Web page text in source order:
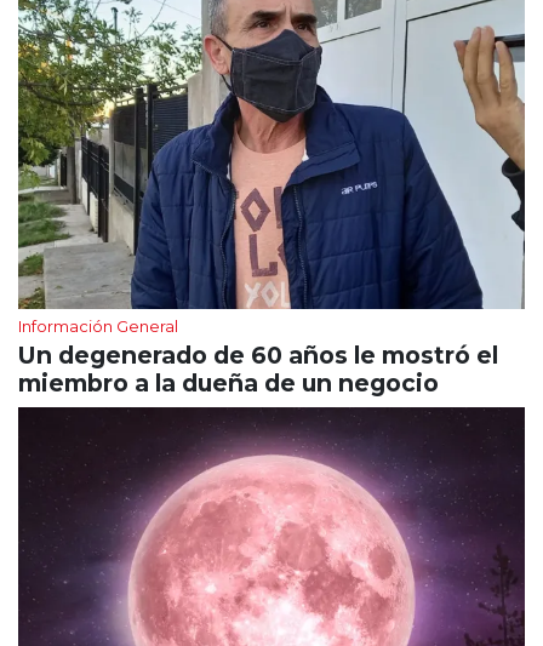
Información General
Un degenerado de 60 años le mostró el
miembro a la dueña de un negocio